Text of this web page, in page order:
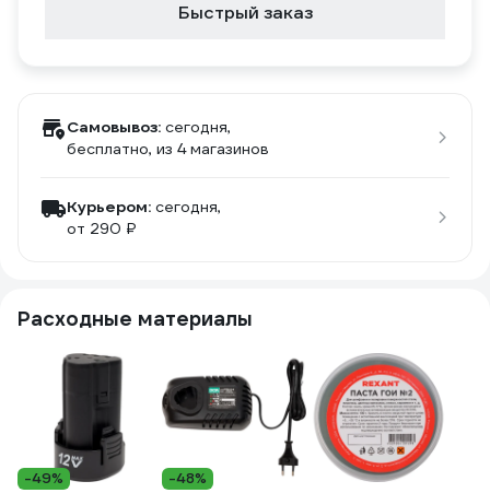
Быстрый заказ
Самовывоз: сегодня,
бесплатно, из 4 магазинов
Курьером: сегодня,
от 290 ₽
Расходные материалы
-49% -48%